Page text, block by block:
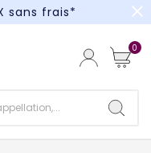
sans frais*
sans frais*
close
0